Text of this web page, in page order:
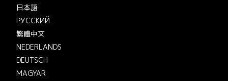
日本語
РУССКИЙ
繁體中文
NEDERLANDS
DEUTSCH
MAGYAR